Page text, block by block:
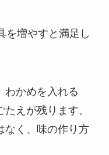
を増やすと満足し
わかめを入れる
えが残ります。
なく、味の作り方